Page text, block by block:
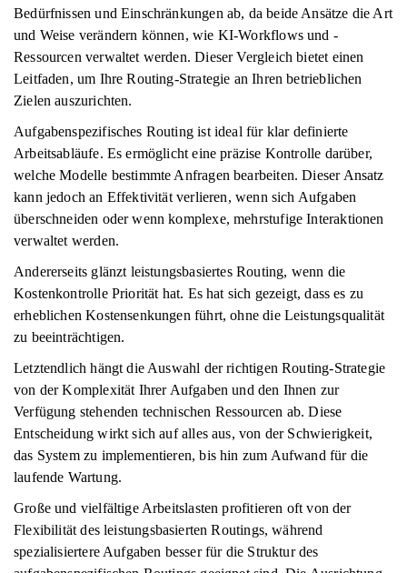
Bedürfnissen und Einschränkungen ab, da beide Ansätze die Art
und Weise verändern können, wie KI-Workflows und -
Ressourcen verwaltet werden. Dieser Vergleich bietet einen
Leitfaden, um Ihre Routing-Strategie an Ihren betrieblichen
Zielen auszurichten.
Aufgabenspezifisches Routing ist ideal für klar definierte
Arbeitsabläufe. Es ermöglicht eine präzise Kontrolle darüber,
welche Modelle bestimmte Anfragen bearbeiten. Dieser Ansatz
kann jedoch an Effektivität verlieren, wenn sich Aufgaben
überschneiden oder wenn komplexe, mehrstufige Interaktionen
verwaltet werden.
Andererseits glänzt leistungsbasiertes Routing, wenn die
Kostenkontrolle Priorität hat. Es hat sich gezeigt, dass es zu
erheblichen Kostensenkungen führt, ohne die Leistungsqualität
zu beeinträchtigen.
Letztendlich hängt die Auswahl der richtigen Routing-Strategie
von der Komplexität Ihrer Aufgaben und den Ihnen zur
Verfügung stehenden technischen Ressourcen ab. Diese
Entscheidung wirkt sich auf alles aus, von der Schwierigkeit,
das System zu implementieren, bis hin zum Aufwand für die
laufende Wartung.
Große und vielfältige Arbeitslasten profitieren oft von der
Flexibilität des leistungsbasierten Routings, während
spezialisiertere Aufgaben besser für die Struktur des